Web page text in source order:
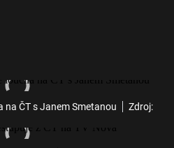
na ČT s Janem Smetanou
Zdroj: